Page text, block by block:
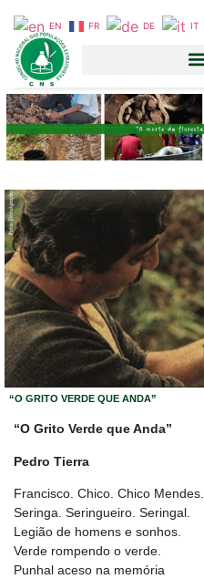
“O GRITO VERDE QUE ANDA”
“O Grito Verde que Anda”
Pedro Tierra
Francisco. Chico. Chico Mendes.
Seringa. Seringueiro. Seringal.
Legião de homens e sonhos.
Verde rompendo o verde.
Punhal aceso na memória
EN FR DE IT